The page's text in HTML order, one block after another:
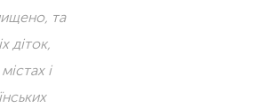
та
діток,
і